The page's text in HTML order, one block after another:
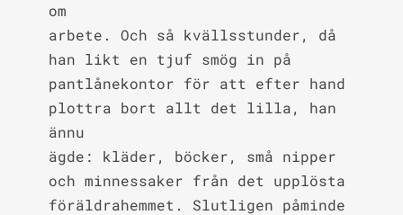
om
arbete. Och så kvällsstunder, då
han likt en tjuf smög in på
pantlånekontor för att efter hand
plottra bort allt det lilla, han
ännu
ägde: kläder, böcker, små nipper
och minnessaker från det upplösta
föräldrahemmet. Slutligen påminde